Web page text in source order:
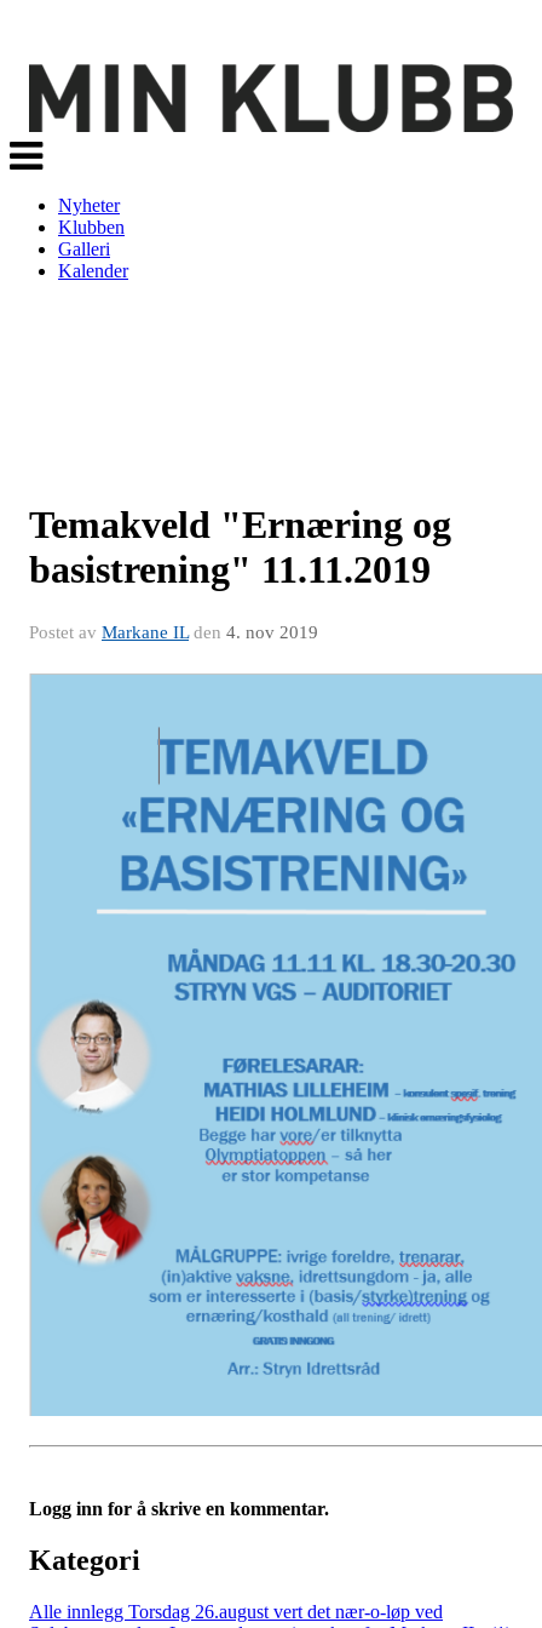
Veksle
navigasjon
Nyheter
Klubben
Galleri
Kalender
Temakveld "Ernæring og
basistrening" 11.11.2019
Postet av Markane ILden 4. nov 2019
Logg inn for å skrive en kommentar.
Kategori
Alle innlegg Torsdag 26.august vert det nær-o-løp ved